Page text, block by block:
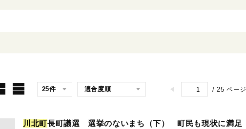
/ 25 ページ
川 北町長町議選 選挙のないまち（下） 町民も現状に満足